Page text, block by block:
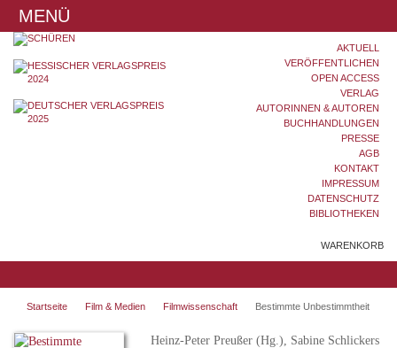
MENÜ
AKTUELL
VERÖFFENTLICHEN
OPEN ACCESS
VERLAG
AUTORINNEN & AUTOREN
BUCHHANDLUNGEN
PRESSE
AGB
KONTAKT
IMPRESSUM
DATENSCHUTZ
BIBLIOTHEKEN
WARENKORB
Startseite Film & Medien Filmwissenschaft Bestimmte Unbestimmtheit
Heinz-Peter Preußer (Hg.), Sabine Schlickers